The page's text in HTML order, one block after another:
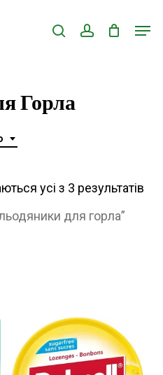
searchaccount
Горла
усі з 3 результатів
для горла”